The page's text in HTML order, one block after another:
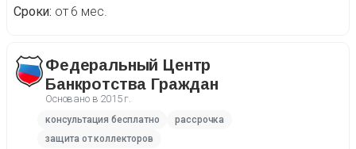
Сроки от 6 мес.
Федеральный Центр
Банкротства Граждан
Основано в 2015 г.
консультация бесплатно
рассрочка
защита от коллекторов